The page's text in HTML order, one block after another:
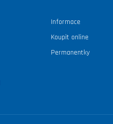
Informace
Koupit online
Permanentky